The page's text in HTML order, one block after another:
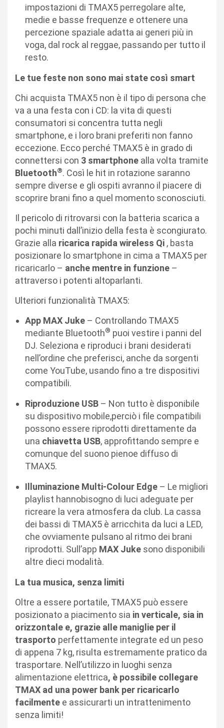
impostazioni di TMAX5 perregolare alte,
medie e basse frequenze e ottenere una
percezione spaziale adatta ai generi più in
voga, dal rock al reggae, passando per tutto il
resto.
Le tue feste non sono mai state così smart
Chi acquista TMAX5 non è il tipo di persona che
va a una festa con i CD: la vita di questi
consumatori si concentra tutta negli
smartphone, e i loro brani preferiti non fanno
eccezione. Ecco perché TMAX5 è in grado di
connettersi con 3 smartphone alla volta tramite
Bluetooth®. Così le hit in rotazione saranno
sempre diverse e gli ospiti avranno il piacere di
scoprire brani fino a quel momento sconosciuti.
Il pericolo di ritrovarsi con la batteria scarica a
pochi minuti dall’inizio della festa è scongiurato.
Grazie alla ricarica rapida wireless Qi , basta
posizionare lo smartphone in cima a TMAX5 per
ricaricarlo – anche mentre in funzione –
attraverso i potenti altoparlanti.
Ulteriori funzionalità TMAX5:
App MAX Juke – Controllando TMAX5
mediante Bluetooth® puoi vestire i panni del
DJ. Seleziona e riproduci i brani desiderati
nell’ordine che preferisci, anche da sorgenti
come YouTube, usando fino a tre dispositivi
compatibili.
Riproduzione USB – Non tutto è disponibile
su dispositivo mobile,perciò i file compatibili
possono essere riprodotti direttamente da
una chiavetta USB, approfittando sempre e
comunque del suono pienoe diffuso di
TMAX5.
Illuminazione Multi-Colour Edge – Le migliori
playlist hannobisogno di luci adeguate per
ricreare la vera atmosfera da club. La cassa
dei bassi di TMAX5 è arricchita da luci a LED,
che ovviamente pulsano al ritmo dei brani
riprodotti. Sull’app MAX Juke sono disponibili
altre dieci modalità.
La tua musica, senza limiti
Oltre a essere portatile, TMAX5 può essere
posizionato a piacimento sia in verticale, sia in
orizzontale e, grazie alle maniglie per il
trasporto perfettamente integrate ed un peso
di appena 7 kg, risulta estremamente pratico da
trasportare. Nell’utilizzo in luoghi senza
alimentazione elettrica, è possibile collegare
TMAX ad una power bank per ricaricarlo
facilmente e assicurarti un intrattenimento
senza limiti!